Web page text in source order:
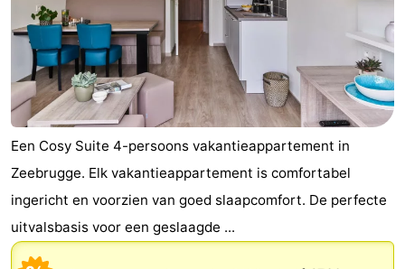
Een Cosy Suite 4-persoons vakantieappartement in
Zeebrugge. Elk vakantieappartement is comfortabel
ingericht en voorzien van goed slaapcomfort. De perfecte
uitvalsbasis voor een geslaagde ...